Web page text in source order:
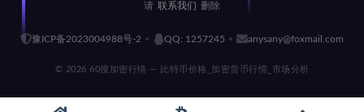
请 联系我们 删除
豫ICP备2023004988号-2 QQ: 1257245 anysany@foxmail.com
© 2026 60搜加密行情 — 比特币价格_加密货币行情_市场分析